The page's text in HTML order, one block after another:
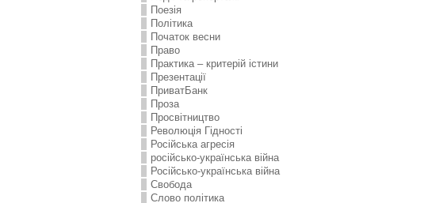
Поезія
Політика
Початок весни
Право
Практика – критерій істини
Презентації
ПриватБанк
Проза
Просвітництво
Революція Гідності
Російська агресія
російсько-українська війна
Російсько-українська війна
Свобода
Слово політика